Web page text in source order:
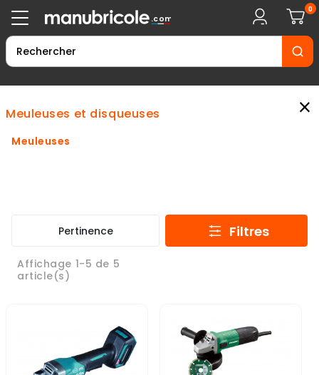
×
meuleuses et disqueuses
Meuleuses
Pertinence
Affichage 1-5 de 5
article(s)
Filtres
.com
0